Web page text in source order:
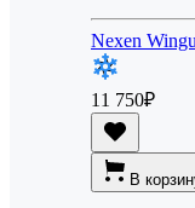
Nexen
11 750₽
В